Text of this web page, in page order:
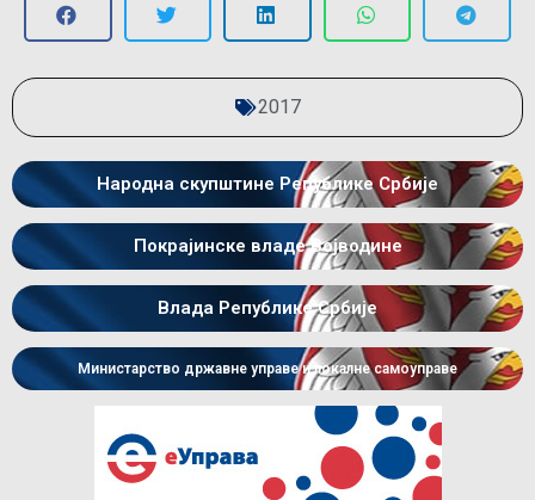
2017
Народна скупштине Републике Србије
Покрајинске владе Војводине
Влада Републике Србије
Министарство државне управе и локалне самоуправе